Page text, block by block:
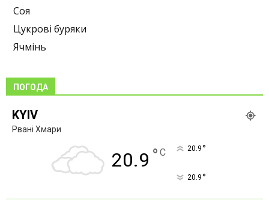
Соя
Цукрові буряки
Ячмінь
ПОГОДА
KYIV
Рвані Хмари
20.9 ° C 20.9 °
20.9 °